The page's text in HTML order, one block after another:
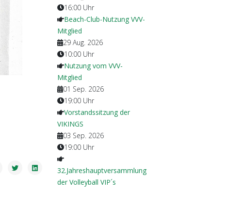
16:00 Uhr
Beach-Club-Nutzung VVV-
Mitglied
29 Aug. 2026
10:00 Uhr
Nutzung vom VVV-
Mitglied
01 Sep. 2026
19:00 Uhr
Vorstandssitzung der
VIKINGS
03 Sep. 2026
19:00 Uhr
32.Jahreshauptversammlung
der Volleyball VIP´s